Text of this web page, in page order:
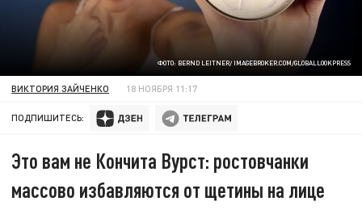
ФОТО: BERND LEITNER/ IMAGEBROKER.COM/GLOBALLOOKPRESS
ВИКТОРИЯ ЗАЙЧЕНКО 18 НОЯБРЯ 11:17
ПОДПИШИТЕСЬ:
Это вам не Кончита Вурст: ростовчанки
массово избавляются от щетины на лице